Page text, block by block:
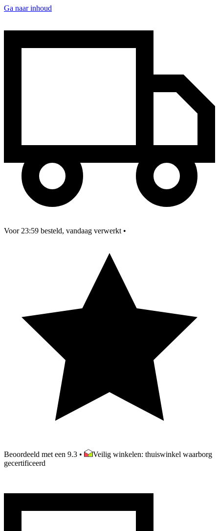
Ga naar inhoud
Voor 23:59 besteld, vandaag verwerkt •
Beoordeeld met een 9.3 •
Veilig winkelen: thuiswinkel waarborg
gecertificeerd